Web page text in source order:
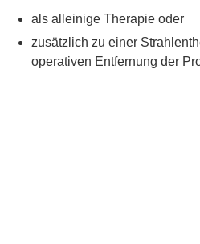
als alleinige Therapie oder
zusätzlich zu einer
operativen Entfernung der